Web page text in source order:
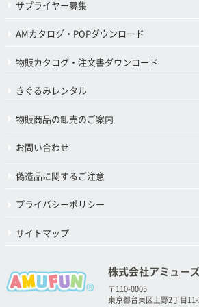
サプライヤー募集
AMカタログ・POPダウンロード
物販カタログ・注文書ダウンロード
きぐるみレンタル
物販商品の卸売のご案内
お問い合わせ
偽造品に関するご注意
プライバシーポリシー
サイトマップ
株式会社アミューズ
〒110-0005
東京都台東区上野2丁目